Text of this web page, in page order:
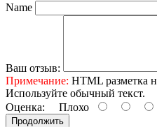
Name
Ваш отзыв:
Примечание: HTML разметка
Используйте обычный текст.
Оценка: Плохо
Продолжить